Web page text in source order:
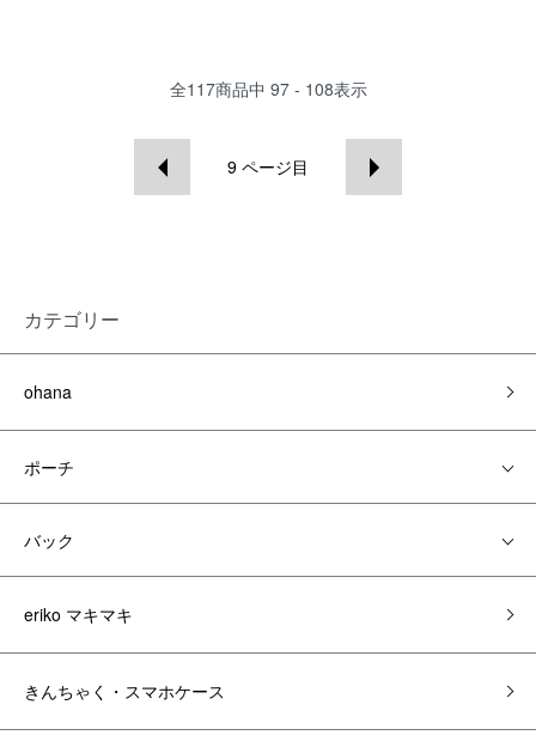
全117商品中 97 - 108表示
9 ページ目
カテゴリー
ohana
ポーチ
バック
eriko マキマキ
きんちゃく・スマホケース